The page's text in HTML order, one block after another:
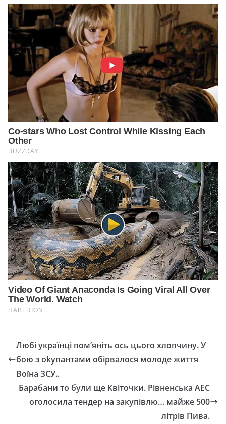
Любі українці пом’яніть ось цього хлопчину. У
бою з оkупантами обірвалося молоде життя
Воїна ЗСУ..
Барабани то були ще Квіточки. Рівненська АЕС
оголосила тендер на закупівлю… майже 500
літрів Пива.